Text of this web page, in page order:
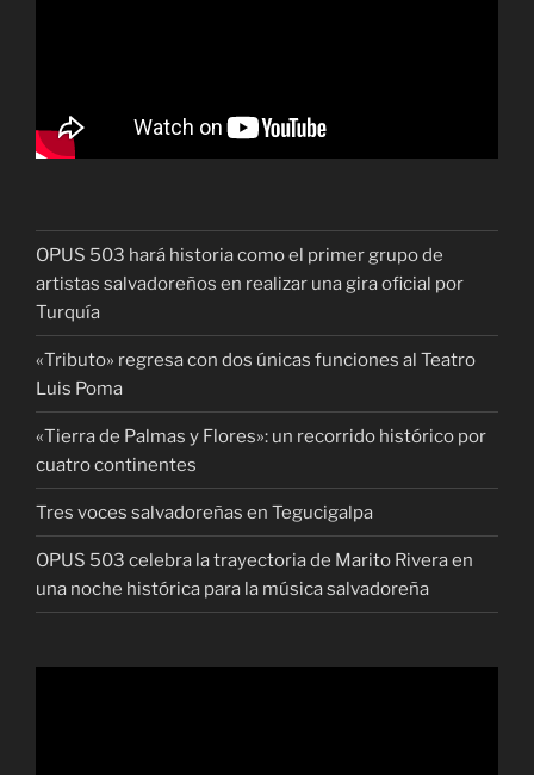
OPUS 503 hará historia como el primer grupo de
artistas salvadoreños en realizar una gira oficial por
Turquía
«Tributo» regresa con dos únicas funciones al Teatro
Luis Poma
«Tierra de Palmas y Flores»: un recorrido histórico por
cuatro continentes
Tres voces salvadoreñas en Tegucigalpa
OPUS 503 celebra la trayectoria de Marito Rivera en
una noche histórica para la música salvadoreña